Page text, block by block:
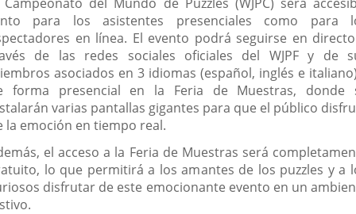
para los asistentes presenciales como para
en línea. El evento podrá seguirse en
de las redes sociales oficiales del WJPF y de
asociados en 3 idiomas (español, inglés e
forma presencial en la Feria de Muestras, donde
varias pantallas gigantes para que el público
la emoción en tiempo real.
el acceso a la Feria de Muestras será
lo que permitirá a los amantes de los puzzles y a
disfrutar de este emocionante evento en un